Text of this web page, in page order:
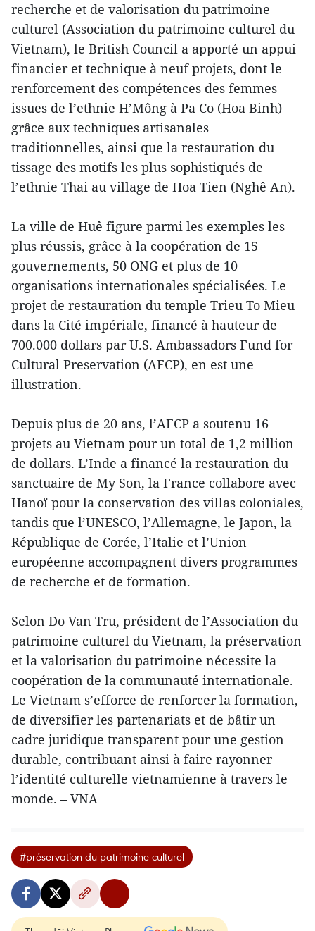
recherche et de valorisation du patrimoine
culturel (Association du patrimoine culturel du
Vietnam), le British Council a apporté un appui
financier et technique à neuf projets, dont le
renforcement des compétences des femmes
issues de l’ethnie H’Mông à Pa Co (Hoa Binh)
grâce aux techniques artisanales
traditionnelles, ainsi que la restauration du
tissage des motifs les plus sophistiqués de
l’ethnie Thai au village de Hoa Tien (Nghê An).
La ville de Huê figure parmi les exemples les
plus réussis, grâce à la coopération de 15
gouvernements, 50 ONG et plus de 10
organisations internationales spécialisées. Le
projet de restauration du temple Trieu To Mieu
dans la Cité impériale, financé à hauteur de
700.000 dollars par U.S. Ambassadors Fund for
Cultural Preservation (AFCP), en est une
illustration.
Depuis plus de 20 ans, l’AFCP a soutenu 16
projets au Vietnam pour un total de 1,2 million
de dollars. L’Inde a financé la restauration du
sanctuaire de My Son, la France collabore avec
Hanoï pour la conservation des villas coloniales,
tandis que l’UNESCO, l’Allemagne, le Japon, la
République de Corée, l’Italie et l’Union
européenne accompagnent divers programmes
de recherche et de formation.
Selon Do Van Tru, président de l’Association du
patrimoine culturel du Vietnam, la préservation
et la valorisation du patrimoine nécessite la
coopération de la communauté internationale.
Le Vietnam s’efforce de renforcer la formation,
de diversifier les partenariats et de bâtir un
cadre juridique transparent pour une gestion
durable, contribuant ainsi à faire rayonner
l’identité culturelle vietnamienne à travers le
monde. – VNA
#préservation du patrimoine culturel